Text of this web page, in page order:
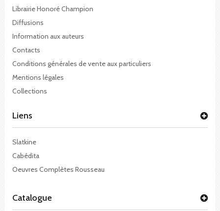
Librairie Honoré Champion
Diffusions
Information aux auteurs
Contacts
Conditions générales de vente aux particuliers
Mentions légales
Collections
Liens
Slatkine
Cabédita
Oeuvres Complètes Rousseau
Catalogue